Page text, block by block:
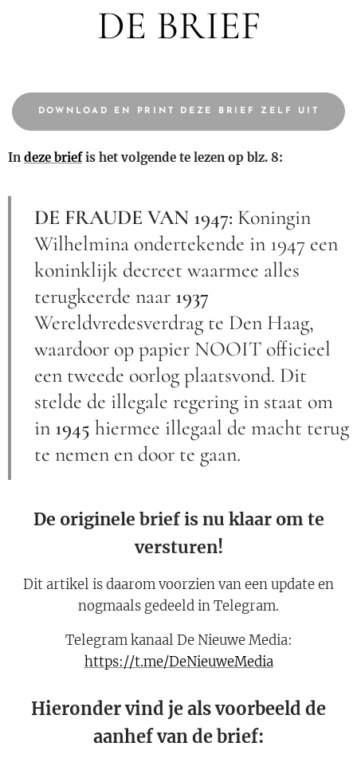
DE BRIEF
DOWNLOAD EN PRINT DEZE BRIEF ZELF UIT
In deze briefis het volgende te lezen op blz. 8:
DE FRAUDE VAN 1947: Koningin
Wilhelmina ondertekende in 1947 een
koninklijk decreet waarmee alles
terugkeerde naar 1937
Wereldvredesverdrag te Den Haag,
waardoor op papier NOOIT officieel
een tweede oorlog plaatsvond. Dit
stelde de illegale regering in staat om
in 1945 hiermee illegaal de macht terug
te nemen en door te gaan.
De originele brief is nu klaar om te
versturen!
Dit artikel is daarom voorzien van een update en
nogmaals gedeeld in Telegram.
Telegram kanaal De Nieuwe Media:
https://t.me/DeNieuweMedia
Hieronder vind je als voorbeeld de
aanhef van de brief: